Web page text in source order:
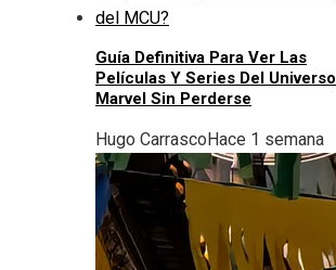
Guía Definitiva Para Ver Las
Películas Y Series Del Universo
Marvel Sin Perderse
Hugo Carrasco Hace 1 semana